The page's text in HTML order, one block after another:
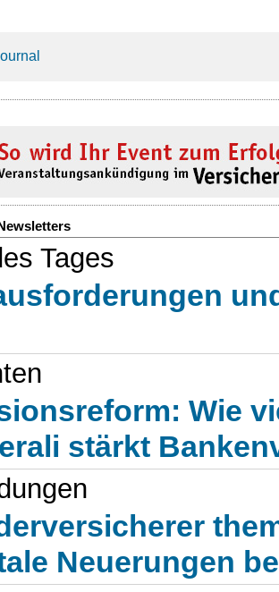
Tages
Wie
stärkt
Neuerungen